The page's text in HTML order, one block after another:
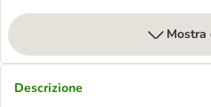
Descrizione